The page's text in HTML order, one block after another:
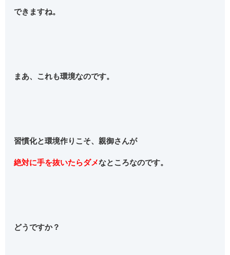
できますね。
まあ、これも環境なのです。
習慣化と環境作りこそ、親御さんが
絶対に手を抜いたらダメなところなのです。
どうですか？